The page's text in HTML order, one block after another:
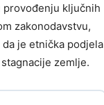
provođenju ključnih
zakonodavstvu,
je etnička podjela
zemlje.